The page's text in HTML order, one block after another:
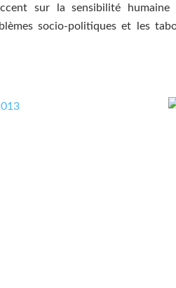
sur la sensibilité
socio-politiques et les